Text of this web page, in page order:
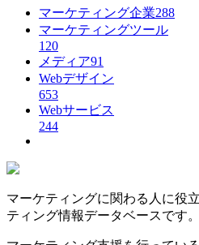
マーケティング企業288
マーケティングツール
120
メディア91
Webデザイン
653
Webサービス
244
マーケティングに関わる人に役
ティング情報データベースです。